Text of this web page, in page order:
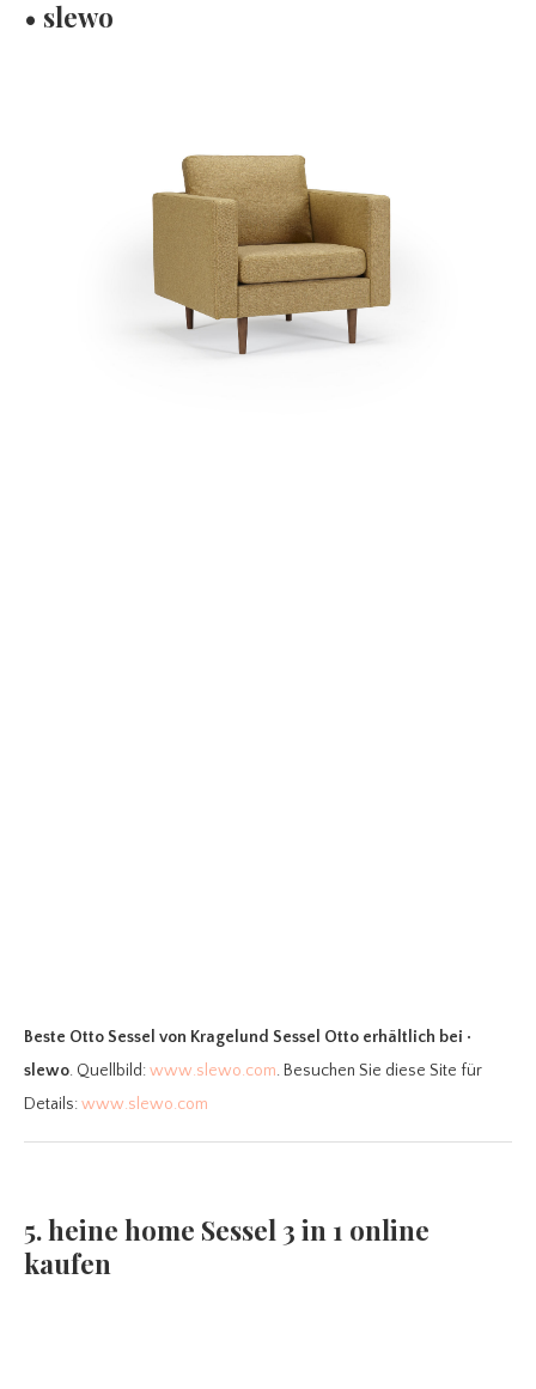
• slewo
Beste Otto Sessel von Kragelund Sessel Otto erhältlich bei •
slewo. Quellbild:www.slewo.com. Besuchen Sie diese Site für
Details:www.slewo.com
5. heine home Sessel 3 in 1 online
kaufen